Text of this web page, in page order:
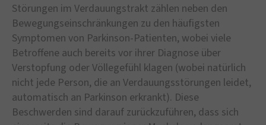
Störungen im Verdauungstrakt zählen neben den
Bewegungseinschränkungen zu den häufigsten
Symptomen von Parkinson-Patienten, wobei viele
Betroffene auch bereits vor ihrer Diagnose über
Verstopfung oder Völlegefühl klagen (wobei natürlich
nicht jede Person, die an Verdauungsstörungen leidet,
automatisch an Parkinson erkrankt). Diese
Beschwerden sind darauf zurückzuführen, dass sich